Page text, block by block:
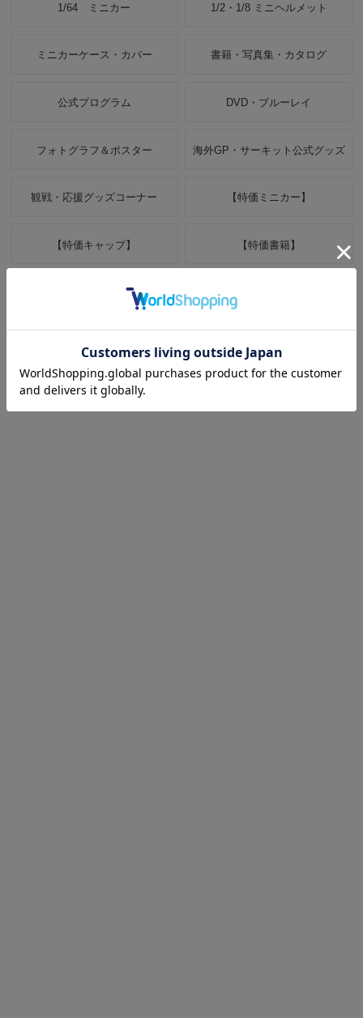
1/64 ミニカー 1/2・1/8 ミニヘルメット
ミニカーケース・カバー 書籍・写真集・カタログ
公式プログラム DVD・ブルーレイ
フォトグラフ＆ポスター 海外GP・サーキット公式グッズ
観戦・応援グッズコーナー 【特価ミニカー】
【特価キャップ】 【特価書籍】